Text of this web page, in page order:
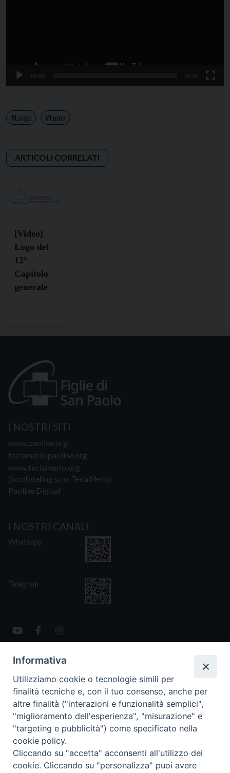
00:00 01:51
Logo tema
[Video]
Logo del
12°
Capitolo
generale
I NOSTRI SITI
www.paoline.org
teclamerlo.paoline.org
www.teclamerlo.org
(Scrollytelling su sr Tecla Merlo)
Paoline Digital
I NOSTRI CANALI
Whatsapp
Telegram
CONTATTI
Via San Giovanni Eudes 25, Roma
06. 661.30.39
fsp@paoline.org
- Privacy Policy
- Cookie Policy
- Aggiorna Preferenze Cookies
Informativa
Utilizziamo cookie o tecnologie simili per
finalità tecniche e, con il tuo consenso, anche per
altre finalità ("interazioni e funzionalità semplici",
"miglioramento dell'esperienza", "misurazione" e
"targeting e pubblicità") come specificato nella
cookie policy.
Cliccando su "accetta" acconsenti all'utilizzo dei
cookie. Cliccando su "personalizza" puoi avere